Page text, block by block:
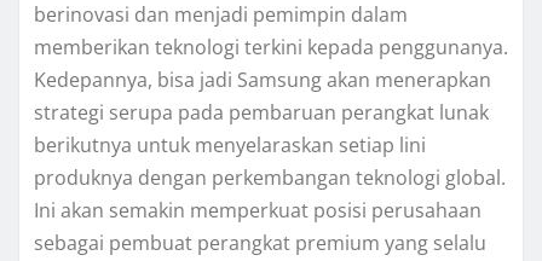
berinovasi dan menjadi pemimpin dalam
memberikan teknologi terkini kepada penggunanya.
Kedepannya, bisa jadi Samsung akan menerapkan
strategi serupa pada pembaruan perangkat lunak
berikutnya untuk menyelaraskan setiap lini
produknya dengan perkembangan teknologi global.
Ini akan semakin memperkuat posisi perusahaan
sebagai pembuat perangkat premium yang selalu